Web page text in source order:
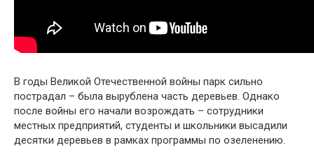
В годы Великой Отечественной войны парк сильно
пострадал – была вырублена часть деревьев. Однако
после войны его начали возрождать – сотрудники
местных предприятий, студенты и школьники высадили
десятки деревьев в рамках программы по озеленению.